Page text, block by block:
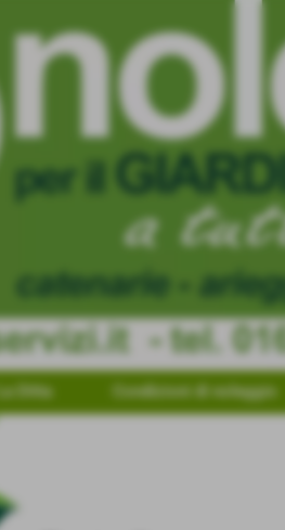
La Ditta Condizioni di noleggio